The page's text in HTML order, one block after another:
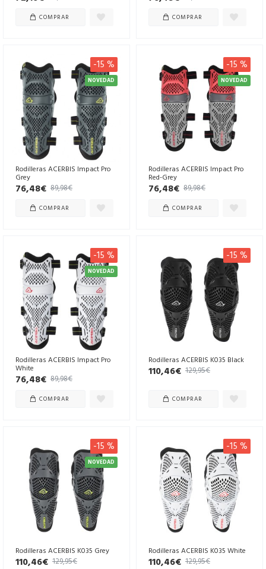
COMPRAR COMPRAR
NOVEDAD
-15 %
Rodilleras ACERBIS Impact Pro
Grey
76,48€ 89,98€
COMPRAR
NOVEDAD
-15 %
Rodilleras ACERBIS Impact Pro
Red-Grey
76,48€ 89,98€
COMPRAR
NOVEDAD
-15 %
Rodilleras ACERBIS Impact Pro
White
76,48€ 89,98€
COMPRAR
-15 %
Rodilleras ACERBIS K035 Black
110,46€ 129,95€
COMPRAR
NOVEDAD
-15 %
Rodilleras ACERBIS K035 Grey
110,46€ 129,95€
-15 %
Rodilleras ACERBIS K035 White
110,46€ 129,95€